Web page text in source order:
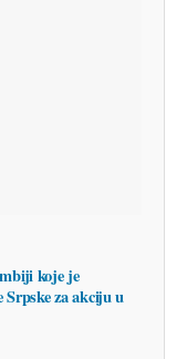
koje je
za akciju u